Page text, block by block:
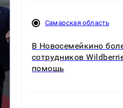
Самарская область
В Новосемейкино
сотрудников
помощь